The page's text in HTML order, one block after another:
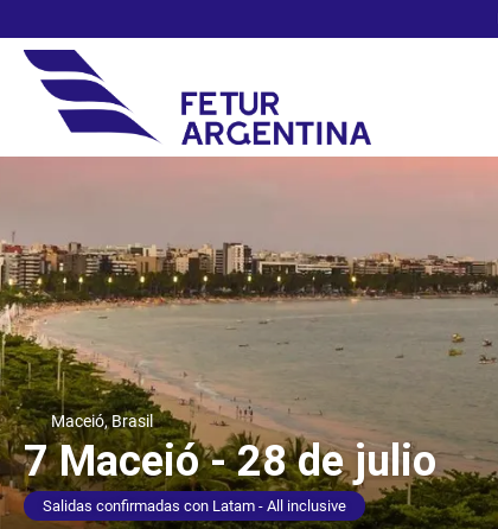
Maceió, Brasil
7 Maceió - 28 de julio
Salidas confirmadas con Latam - All inclusive